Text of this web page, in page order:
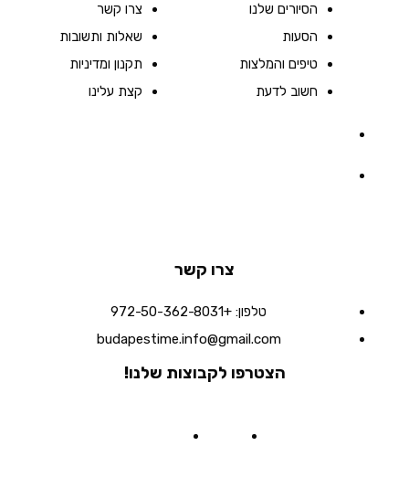
הסיורים שלנו
הסעות
טיפים והמלצות
חשוב לדעת
צרו קשר
שאלות ותשובות
תקנון ומדיניות
קצת עלינו
צרו קשר
טלפון: +972-50-362-8031
budapestime.info@gmail.com
הצטרפו לקבוצות שלנו!